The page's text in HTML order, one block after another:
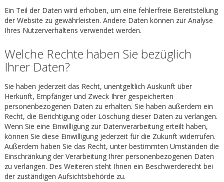
Ein Teil der Daten wird erhoben, um eine fehlerfreie Bereitstellung
der Website zu gewährleisten. Andere Daten können zur Analyse
Ihres Nutzerverhaltens verwendet werden.
Welche Rechte haben Sie bezüglich
Ihrer Daten?
Sie haben jederzeit das Recht, unentgeltlich Auskunft über
Herkunft, Empfänger und Zweck Ihrer gespeicherten
personenbezogenen Daten zu erhalten. Sie haben außerdem ein
Recht, die Berichtigung oder Löschung dieser Daten zu verlangen.
Wenn Sie eine Einwilligung zur Datenverarbeitung erteilt haben,
können Sie diese Einwilligung jederzeit für die Zukunft widerrufen.
Außerdem haben Sie das Recht, unter bestimmten Umständen die
Einschränkung der Verarbeitung Ihrer personenbezogenen Daten
zu verlangen. Des Weiteren steht Ihnen ein Beschwerderecht bei
der zuständigen Aufsichtsbehörde zu.